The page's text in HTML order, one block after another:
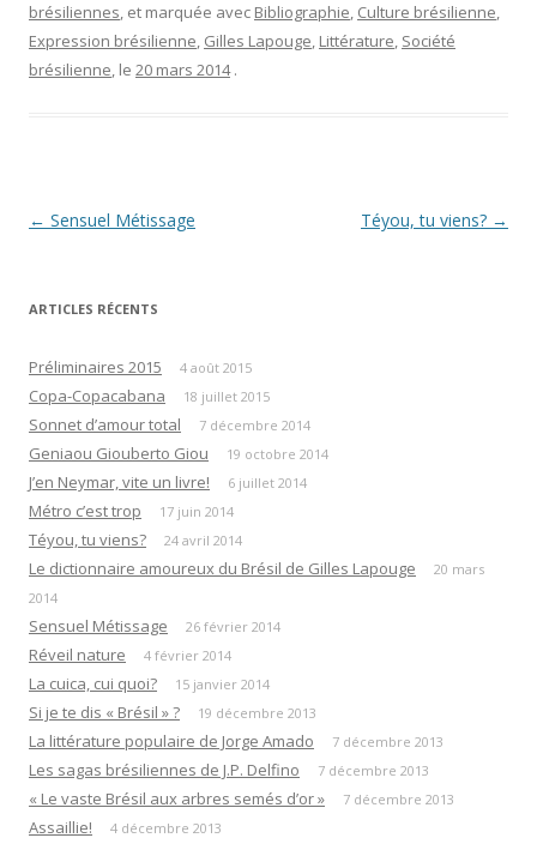
brésiliennes, et marquée avec Bibliographie, Culture brésilienne,
Expression brésilienne, Gilles Lapouge, Littérature, Société
brésilienne, le 20 mars 2014 .
Navigation
← Sensuel Métissage Téyou, tu viens? →
ARTICLES RÉCENTS
Préliminaires 2015 4 août 2015
Copa-Copacabana 18 juillet 2015
Sonnet d’amour total 7 décembre 2014
Geniaou Giouberto Giou 19 octobre 2014
J’en Neymar, vite un livre! 6 juillet 2014
Métro c’est trop 17 juin 2014
Téyou, tu viens? 24 avril 2014
Le dictionnaire amoureux du Brésil de Gilles Lapouge
20 mars
2014
Sensuel Métissage 26 février 2014
Réveil nature 4 février 2014
La cuica, cui quoi? 15 janvier 2014
Si je te dis « Brésil » ? 19 décembre 2013
La littérature populaire de Jorge Amado 7 décembre 2013
Les sagas brésiliennes de J.P. Delfino 7 décembre 2013
« Le vaste Brésil aux arbres semés d’or » 7 décembre 2013
Assaillie! 4 décembre 2013